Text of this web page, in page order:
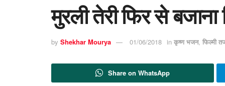
मुरली तेरी फिर से
by Shekhar Mourya 01/06/2018 in कृष्ण भजन, फिल्मी
Share on WhatsApp